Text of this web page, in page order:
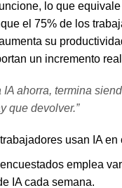
lo que
el 75% de los
su
un incremento
IA ahorra, termina
que devolver.”
usan IA en
emplea
IA cada semana.